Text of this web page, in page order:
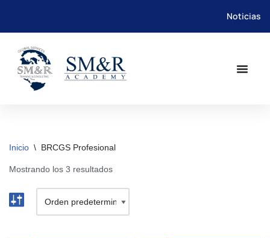
Saltar
contenido
Noticias
Inicio \ BRCGS Profesional
Mostrando los 3 resultados